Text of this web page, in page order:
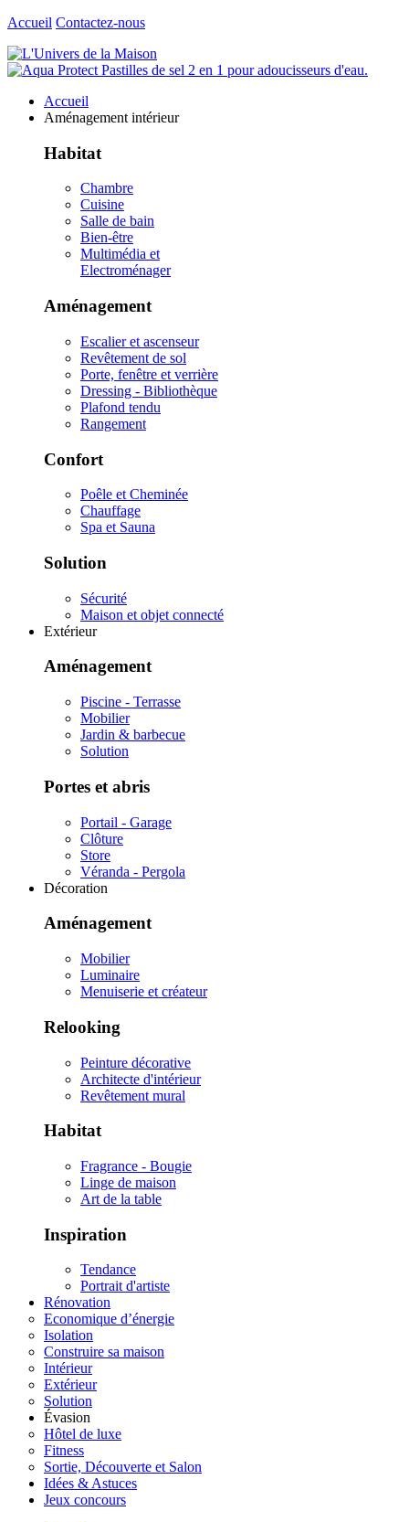
Accueil Contactez-nous
Accueil
Aménagement intérieur
Habitat
Chambre
Cuisine
Salle de bain
Bien-être
Multimédia et
Electroménager
Aménagement
Escalier et ascenseur
Revêtement de sol
Porte, fenêtre et verrière
Dressing - Bibliothèque
Plafond tendu
Rangement
Confort
Poêle et Cheminée
Chauffage
Spa et Sauna
Solution
Sécurité
Maison et objet connecté
Extérieur
Aménagement
Piscine - Terrasse
Mobilier
Jardin & barbecue
Solution
Portes et abris
Portail - Garage
Clôture
Store
Véranda - Pergola
Décoration
Aménagement
Mobilier
Luminaire
Menuiserie et créateur
Relooking
Peinture décorative
Architecte d'intérieur
Revêtement mural
Habitat
Fragrance - Bougie
Linge de maison
Art de la table
Inspiration
Tendance
Portrait d'artiste
Rénovation
Economique d’énergie
Isolation
Construire sa maison
Intérieur
Extérieur
Solution
Évasion
Hôtel de luxe
Fitness
Sortie, Découverte et Salon
Idées & Astuces
Jeux concours